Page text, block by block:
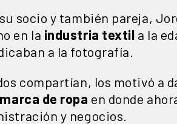
socio y también pareja,
en la industria textil a la
a la fotografía.
compartían, los motivó a
marca de ropa en donde
y negocios.